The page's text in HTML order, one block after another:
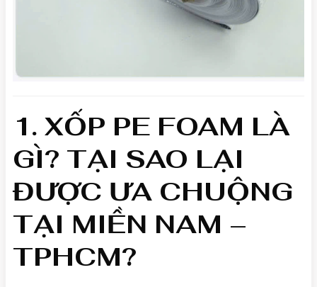
1. XỐP PE FOAM LÀ
GÌ? TẠI SAO LẠI
ĐƯỢC ƯA CHUỘNG
TẠI MIỀN NAM –
TPHCM?